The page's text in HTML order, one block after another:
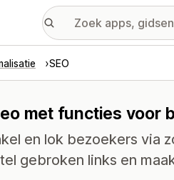
SEO
met functies voor
en lok bezoekers via
gebroken links en